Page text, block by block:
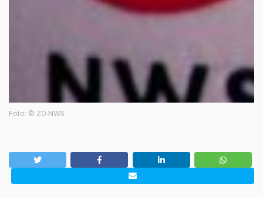
Foto: © ZO-NWS